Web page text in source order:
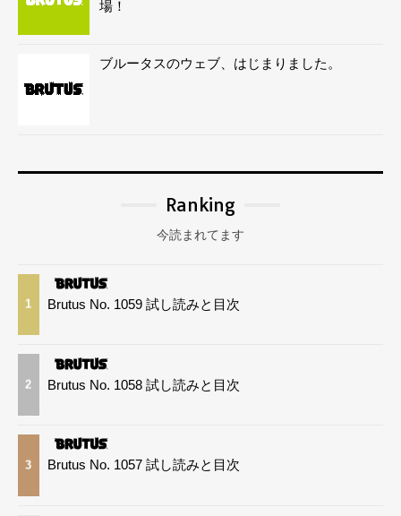
場！
ブルータスのウェブ、はじまりました。
Ranking
今読まれてます
1 Brutus No. 1059 試し読みと目次
2 Brutus No. 1058 試し読みと目次
3 Brutus No. 1057 試し読みと目次